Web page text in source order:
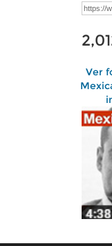
Ver